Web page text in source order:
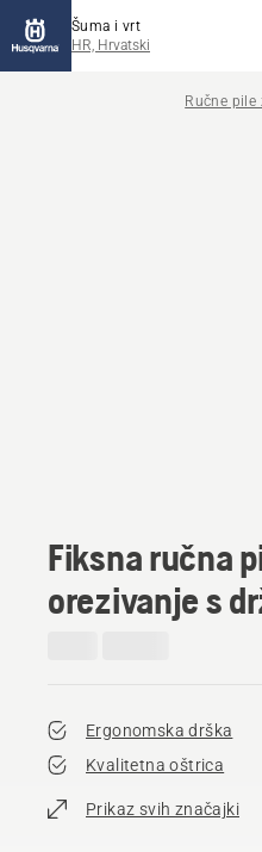
Šuma i vrt
HR, Hrvatski
Ručne pile
Fiksna ručna
orezivanje s
Ergonomska drška
Kvalitetna oštrica
Prikaz svih značajki